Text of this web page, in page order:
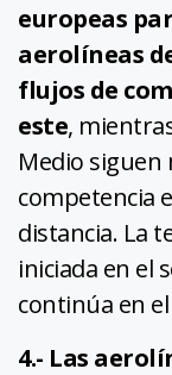
europeas
aerolíneas
flujos de
este,
Medio
competencia
distancia. La
iniciada en el
continúa en
4.- Las